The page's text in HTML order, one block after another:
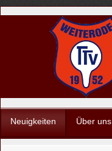
Neuigkeiten Über uns